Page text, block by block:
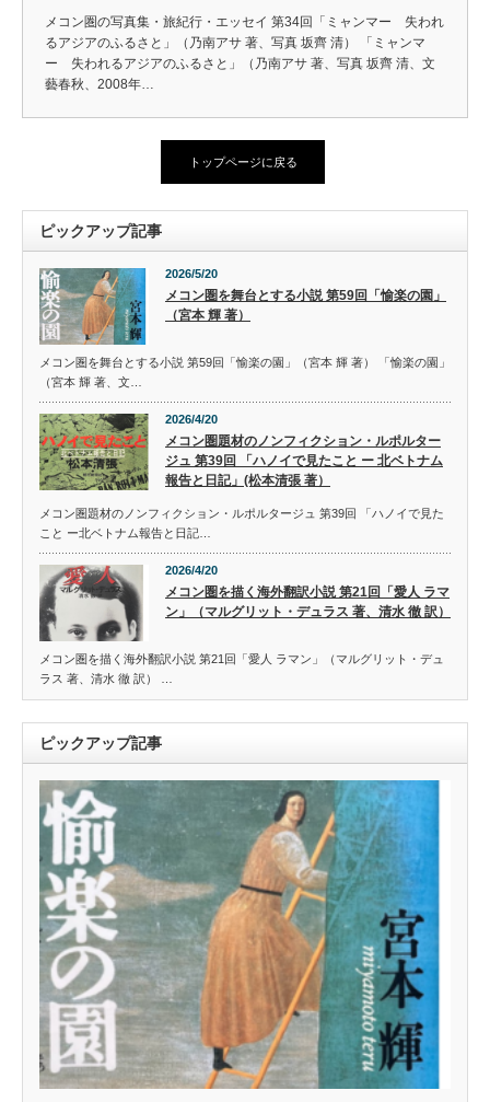
メコン圏の写真集・旅紀行・エッセイ 第34回「ミャンマー 失われ
るアジアのふるさと」（乃南アサ 著、写真 坂齊 清） 「ミャンマ
ー 失われるアジアのふるさと」（乃南アサ 著、写真 坂齊 清、文
藝春秋、2008年…
トップページに戻る
ピックアップ記事
2026/5/20
メコン圏を舞台とする小説 第59回「愉楽の園」
（宮本 輝 著）
メコン圏を舞台とする小説 第59回「愉楽の園」（宮本 輝 著） 「愉楽の園」
（宮本 輝 著、文…
2026/4/20
メコン圏題材のノンフィクション・ルポルター
ジュ 第39回 「ハノイで見たこと ー 北ベトナム
報告と日記」(松本清張 著）
メコン圏題材のノンフィクション・ルポルタージュ 第39回 「ハノイで見た
こと ー北ベトナム報告と日記…
2026/4/20
メコン圏を描く海外翻訳小説 第21回「愛人 ラマ
ン」（マルグリット・デュラス 著、清水 徹 訳）
メコン圏を描く海外翻訳小説 第21回「愛人 ラマン」（マルグリット・デュ
ラス 著、清水 徹 訳） …
ピックアップ記事